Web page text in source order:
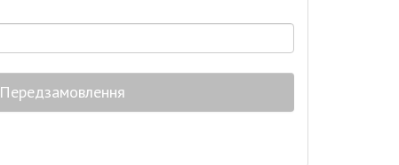
Передзамовлення